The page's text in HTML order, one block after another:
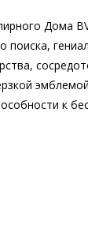
Дома
поиска,
к